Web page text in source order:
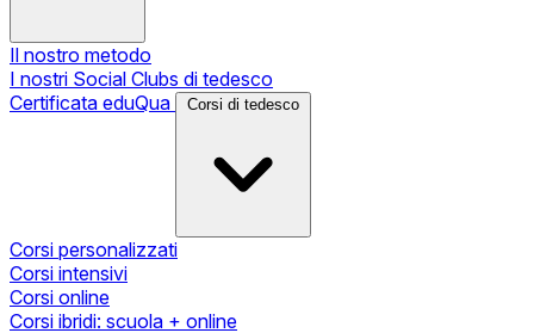
Il nostro metodo
I nostri Social Clubs di tedesco
Certificata eduQua
Corsi di tedesco
Corsi personalizzati
Corsi intensivi
Corsi online
Corsi ibridi: scuola + online